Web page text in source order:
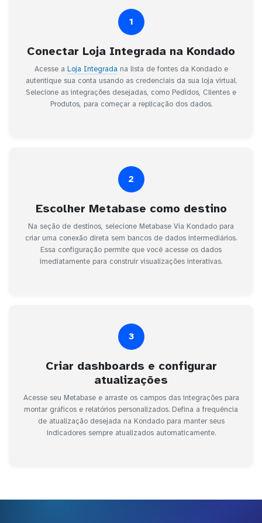
1
Conectar Loja Integrada na Kondado
Acesse a Loja Integradana lista de fontes da Kondado e
autentique sua conta usando as credenciais da sua loja virtual.
Selecione as integrações desejadas, como Pedidos, Clientes e
Produtos, para começar a replicação dos dados.
2
Escolher Metabase como destino
Na seção de destinos, selecione Metabase Via Kondado para
criar uma conexão direta sem bancos de dados intermediários.
Essa configuração permite que você acesse os dados
imediatamente para construir visualizações interativas.
3
Criar dashboards e configurar
atualizações
Acesse seu Metabase e arraste os campos das integrações para
montar gráficos e relatórios personalizados. Defina a frequência
de atualização desejada na Kondado para manter seus
indicadores sempre atualizados automaticamente.